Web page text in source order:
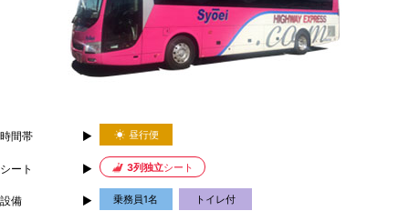
時間帯 昼行便
シート 3列独立シート
設備 乗務員1名 トイレ付